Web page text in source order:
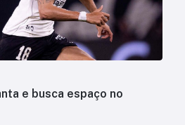
e busca espaço no